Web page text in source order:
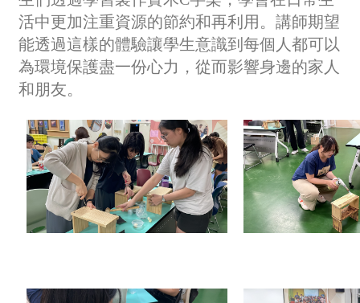
活中更加注重資源的節約和再利用。講師期望
能透過這樣的體驗讓學生意識到每個人都可以
為環境保護盡一份心力，從而影響身邊的家人
和朋友。